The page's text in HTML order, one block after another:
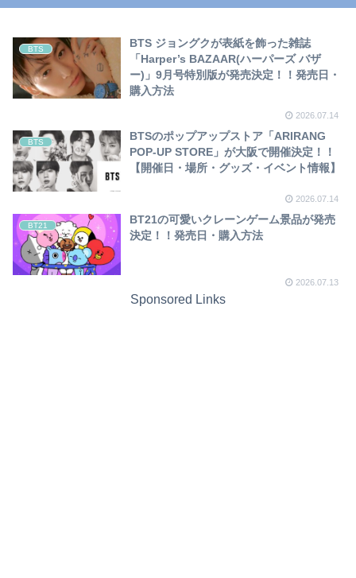
BTS
BTS ジョングクが表紙を飾った雑誌
「Harper’s BAZAAR(ハーパーズ バザ
ー)」9月号特別版が発売決定！！発売日・
購入方法
2026.07.14
BTS
BTSのポップアップストア「ARIRANG
POP-UP STORE」が大阪で開催決定！！
【開催日・場所・グッズ・イベント情報】
2026.07.14
BT21
BT21の可愛いクレーンゲーム景品が発売
決定！！発売日・購入方法
2026.07.13
Sponsored Links